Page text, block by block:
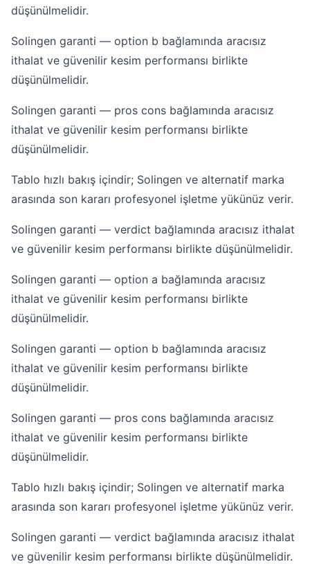
düşünülmelidir.
Solingen garanti — option b bağlamında aracısız
ithalat ve güvenilir kesim performansı birlikte
düşünülmelidir.
Solingen garanti — pros cons bağlamında aracısız
ithalat ve güvenilir kesim performansı birlikte
düşünülmelidir.
Tablo hızlı bakış içindir; Solingen ve alternatif marka
arasında son kararı profesyonel işletme yükünüz verir.
Solingen garanti — verdict bağlamında aracısız ithalat
ve güvenilir kesim performansı birlikte düşünülmelidir.
Solingen garanti — option a bağlamında aracısız
ithalat ve güvenilir kesim performansı birlikte
düşünülmelidir.
Solingen garanti — option b bağlamında aracısız
ithalat ve güvenilir kesim performansı birlikte
düşünülmelidir.
Solingen garanti — pros cons bağlamında aracısız
ithalat ve güvenilir kesim performansı birlikte
düşünülmelidir.
Tablo hızlı bakış içindir; Solingen ve alternatif marka
arasında son kararı profesyonel işletme yükünüz verir.
Solingen garanti — verdict bağlamında aracısız ithalat
ve güvenilir kesim performansı birlikte düşünülmelidir.